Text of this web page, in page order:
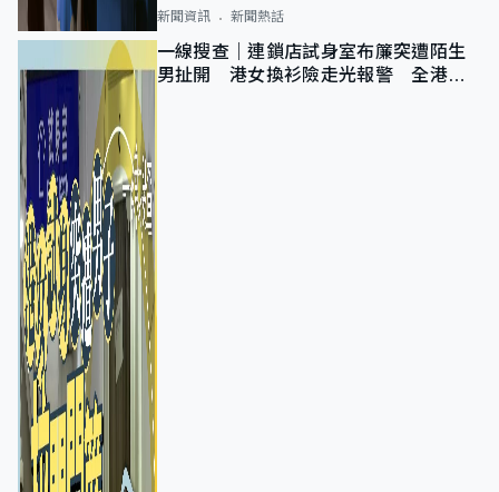
新聞資訊 新聞熱話
一線搜查｜連鎖店試身室布簾突遭陌生
男扯開 港女換衫險走光報警 全港分